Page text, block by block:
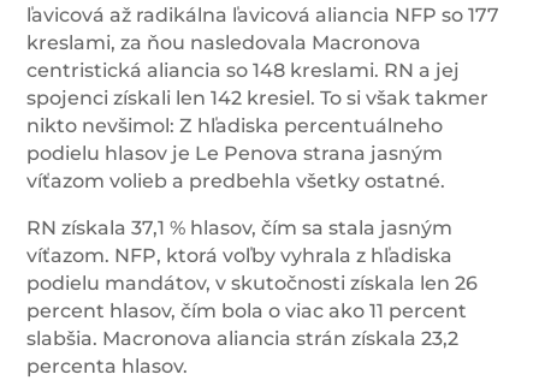
ľavicová až radikálna ľavicová aliancia NFP so 177
kreslami, za ňou nasledovala Macronova
centristická aliancia so 148 kreslami. RN a jej
spojenci získali len 142 kresiel. To si však takmer
nikto nevšimol: Z hľadiska percentuálneho
podielu hlasov je Le Penova strana jasným
víťazom volieb a predbehla všetky ostatné.
RN získala 37,1 % hlasov, čím sa stala jasným
víťazom. NFP, ktorá voľby vyhrala z hľadiska
podielu mandátov, v skutočnosti získala len 26
percent hlasov, čím bola o viac ako 11 percent
slabšia. Macronova aliancia strán získala 23,2
percenta hlasov.